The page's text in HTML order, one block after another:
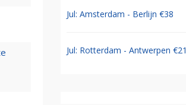
Jul: Amsterdam - Berlijn €38
Jul: Rotterdam - Antwerpen €21